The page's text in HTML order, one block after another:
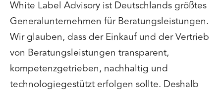
White Label Advisory ist Deutschlands größtes
Generalunternehmen für Beratungsleistungen.
Wir glauben, dass der Einkauf und der Vertrieb
von Beratungsleistungen transparent,
kompetenzgetrieben, nachhaltig und
technologiegestützt erfolgen sollte. Deshalb